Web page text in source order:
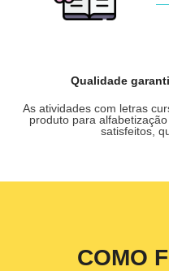
Qualidade
As atividades com letras
produto para
satisfeitos,
COMO